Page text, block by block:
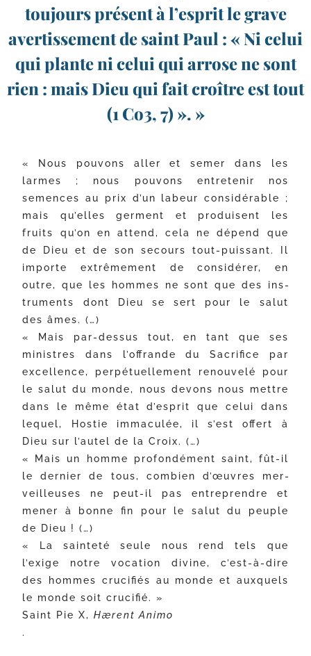
toujours présent à l’esprit le grave
avertissement de saint Paul : « Ni celui
qui plante ni celui qui arrose ne sont
rien : mais Dieu qui fait croître est tout
(1 Co3, 7) ». »
« Nous pou­vons aller et semer dans les
larmes ; nous pou­vons entre­te­nir nos
semences au prix d’un labeur consi­dé­rable ;
mais qu’elles germent et pro­duisent les
fruits qu’on en attend, cela ne dépend que
de Dieu et de son secours tout-​puissant. Il
importe extrê­me­ment de consi­dé­rer, en
outre, que les hommes ne sont que des ins­
tru­ments dont Dieu se sert pour le salut
des âmes. (…)
« Mais par-​dessus tout, en tant que ses
ministres dans l’offrande du Sacrifice par
excel­lence, per­pé­tuel­le­ment renou­ve­lé pour
le salut du monde, nous devons nous mettre
dans le même état d’esprit que celui dans
lequel, Hostie imma­cu­lée, il s’est offert à
Dieu sur l’autel de la Croix. (…)
« Mais un homme pro­fon­dé­ment saint, fût-​il
le der­nier de tous, com­bien d’œuvres mer­
veilleuses ne peut-​il pas entre­prendre et
mener à bonne fin pour le salut du peuple
de Dieu ! (…)
« La sain­te­té seule nous rend tels que
l’exige notre voca­tion divine, c’est-à-dire
des hommes cru­ci­fiés au monde et aux­quels
le monde soit crucifié. »
Saint Pie X,Hærent Animo
.